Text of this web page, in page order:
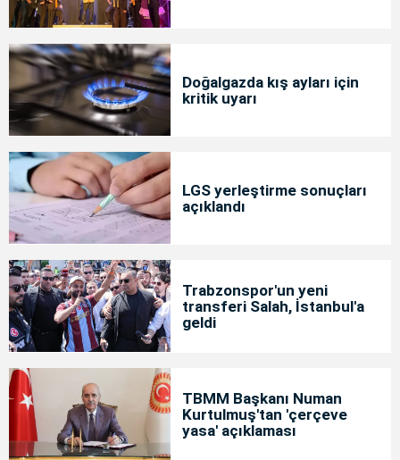
Doğalgazda kış ayları için
kritik uyarı
LGS yerleştirme sonuçları
açıklandı
Trabzonspor'un yeni
transferi Salah, İstanbul'a
geldi
TBMM Başkanı Numan
Kurtulmuş'tan 'çerçeve
yasa' açıklaması